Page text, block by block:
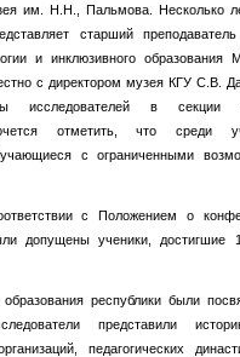
им. Н.Н., Пальмова. Несколько
старший
и инклюзивного образования
с директором музея КГУ С.В.
исследователей в секции
отметить, что среди
с ограниченными
с Положением о
допущены ученики, достигшие
республики были
представили
педагогических